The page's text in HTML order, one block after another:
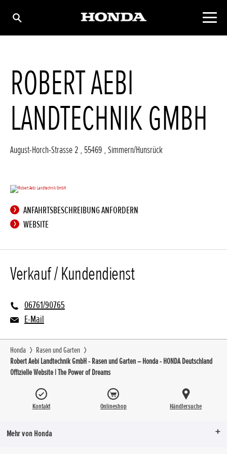
ROBERT AEBI
LANDTECHNIK GMBH
August-Horch-Strasse 2 , 55469 , Simmern/Hunsrück
ANFAHRTSBESCHREIBUNG ANFORDERN
WEBSITE
Verkauf / Kundendienst
06761/90765
E-Mail
Honda
Rasen und Garten
Robert Aebi Landtechnik GmbH - Rasen und Garten – Honda - HONDA Deutschland
Offizielle Website | The Power of Dreams
Kontakt Onlineshop Händlersuche
Mehr von Honda